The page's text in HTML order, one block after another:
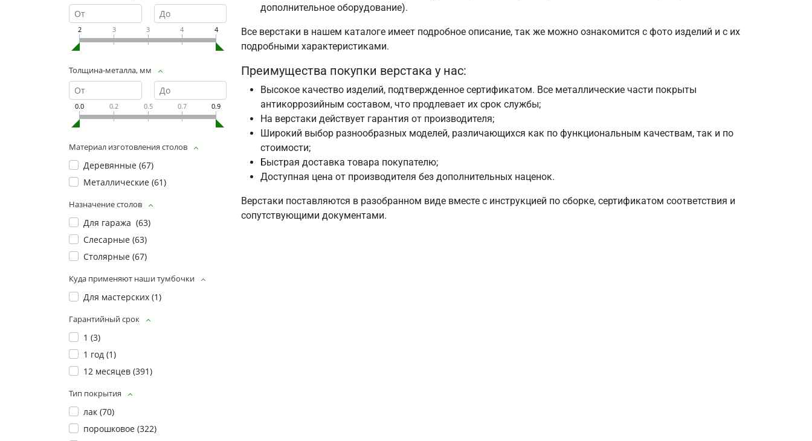
2 3 3 4 4
Толщина-металла, мм
0.0 0.2 0.5 0.7 0.9
Материал изготовления столов
Деревянные (67)
Металлические (61)
Назначение столов
Для гаража (63)
Слесарные (63)
Столярные (67)
Куда применяют наши тумбочки
Для мастерских (1)
Гарантийный срок
1 (3)
1 год (1)
12 месяцев (391)
Тип покрытия
лак (70)
порошковое (322)
дополнительное оборудование).
Все верстаки в нашем каталоге имеет подробное описание, так же можно ознакомится с фото изделий и с их
подробными характеристиками.
Преимущества покупки верстака у нас:
Высокое качество изделий, подтвержденное сертификатом. Все металлические части покрыты
антикоррозийным составом, что продлевает их срок службы;
На верстаки действует гарантия от производителя;
Широкий выбор разнообразных моделей, различающихся как по функциональным качествам, так и по
стоимости;
Быстрая доставка товара покупателю;
Доступная цена от производителя без дополнительных наценок.
Верстаки поставляются в разобранном виде вместе с инструкцией по сборке, сертификатом соответствия и
сопутствующими документами.